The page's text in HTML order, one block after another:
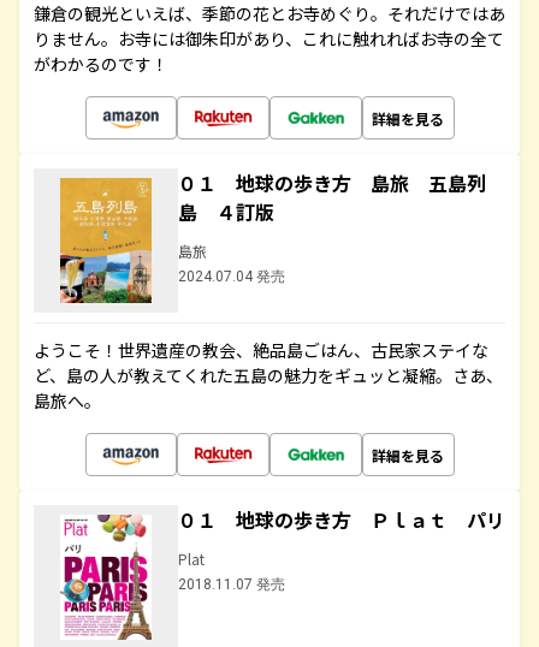
鎌倉の観光といえば、季節の花とお寺めぐり。それだけではあ
りません。お寺には御朱印があり、これに触れればお寺の全て
がわかるのです！
詳細を見る
０１ 地球の歩き方 島旅 五島列
島 ４訂版
島旅
2024.07.04 発売
ようこそ！世界遺産の教会、絶品島ごはん、古民家ステイな
ど、島の人が教えてくれた五島の魅力をギュッと凝縮。さあ、
島旅へ。
詳細を見る
０１ 地球の歩き方 Ｐｌａｔ パリ
Plat
2018.11.07 発売